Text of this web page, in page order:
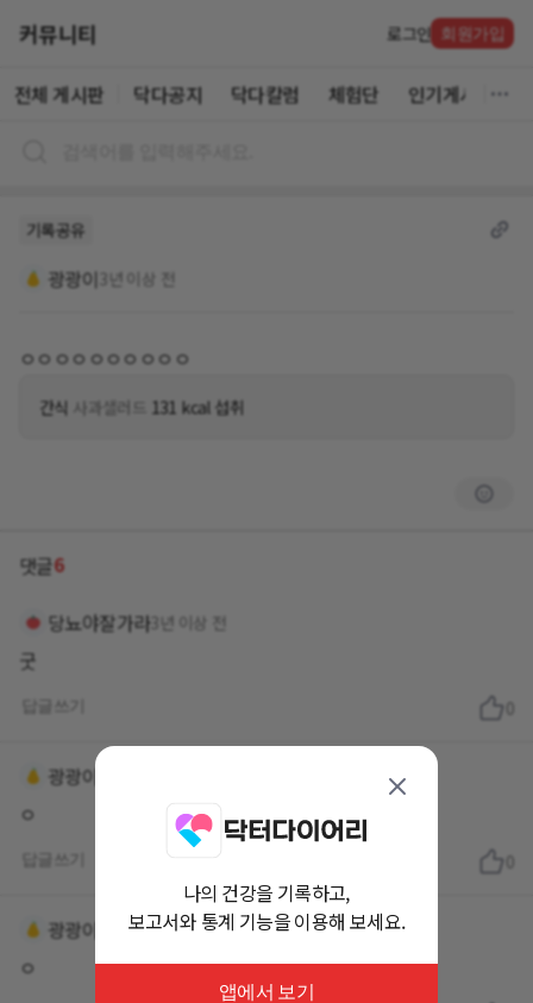
커뮤니티 로그인 회원가입
전체 게시판 닥다공지 닥다칼럼 체험단 인기게시글
기록공유
광광이 3년 이상 전
ㅇㅇㅇㅇㅇㅇㅇㅇㅇㅇ
간식 사과샐러드 131 kcal 섭취
댓글6
당뇨야잘가라 3년 이상 전
굿
광광이
ㅇ
광광이 3년 이상 전
ㅇ
나의 건강을 기록하고,
보고서와 통계 기능을 이용해 보세요.
앱에서 보기